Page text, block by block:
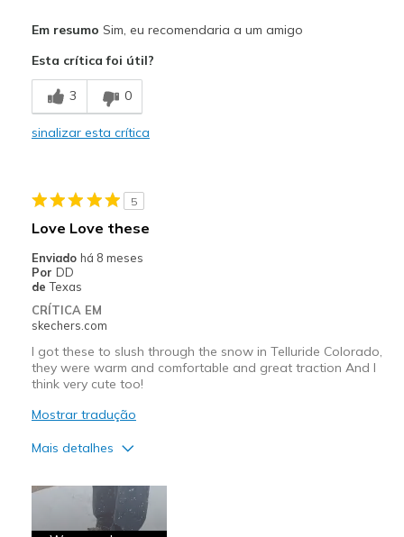
Comfortable
Warm
Winter wear
Width
Sizing
View On Shoes
Em resumo Sim, eu recomendaria a um amigo
Esta crítica foi útil?
3 0
sinalizar esta crítica
5
Love Love these
Enviado há 8 meses
Por DD
de Texas
CRÍTICA EM
skechers.com
I got these to slush through the snow in Telluride Colorado,
they were warm and comfortable and great traction And I
think very cute too!
Mostrar tradução
Mais detalhes
Attractive Design